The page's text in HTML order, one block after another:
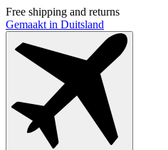
Free shipping and returns
Gemaakt in Duitsland